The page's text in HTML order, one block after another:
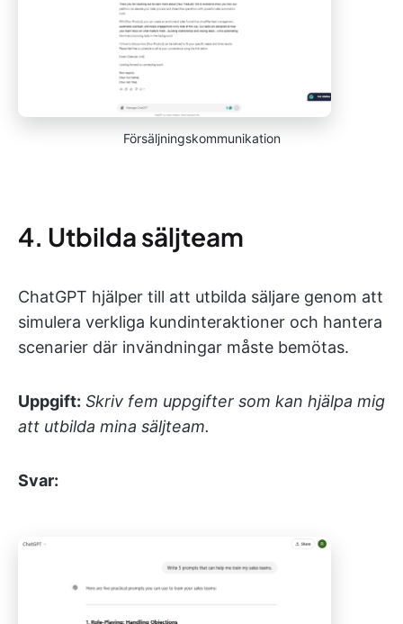
Försäljningskommunikation
4. Utbilda säljteam
ChatGPT hjälper till att utbilda säljare genom att
simulera verkliga kundinteraktioner och hantera
scenarier där invändningar måste bemötas.
Uppgift: Skriv fem uppgifter som kan hjälpa mig
att utbilda mina säljteam.
Svar: